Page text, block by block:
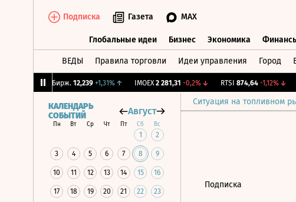
Подписка Газета MAX
Глобальные идеи Бизнес Экономика
ВЕДЫ Правила торговли Идеи управления Город
CNY Бирж. 12,239 +1,31%↑ IMOEX 2 281,31 -0,2%↓ RTSI 874,64 -1,12%↓
Ситуация на топливном
КАЛЕНДАРЬ
СОБЫТИЙ
Август
Пн Вт Ср Чт Пт Сб Вс
1 2
3 4 5 6 7 8 9
10 11 12 13 14 15 16
17 18 19 20 21 22 23
Подписка